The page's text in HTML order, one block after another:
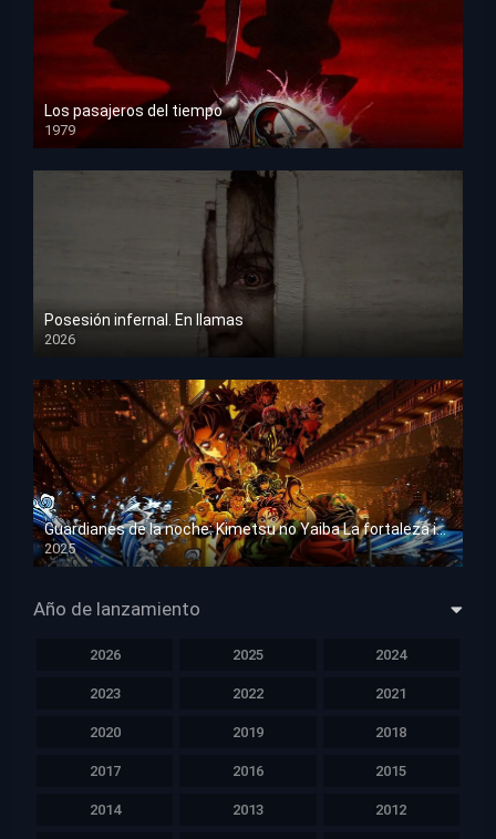
Los pasajeros del tiempo
1979
HD 1080p
Posesión infernal. En llamas
2026
HD 1080p
Guardianes de la noche: Kimetsu no Yaiba La fortaleza infinita
2025
HD 1080p
Año de lanzamiento
2026 2025 2024
2023 2022 2021
2020 2019 2018
2017 2016 2015
2014 2013 2012